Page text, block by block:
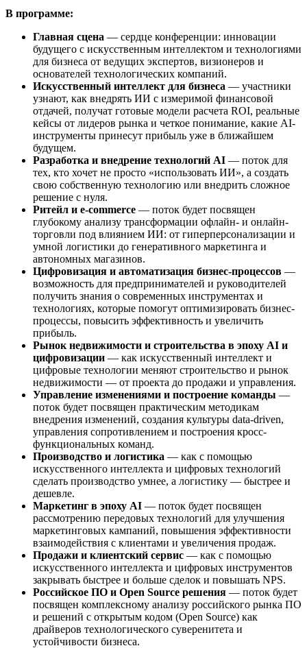
В программе:
Главная сцена — сердце конференции: инновации
будущего с искусственным интеллектом и технологиями
для бизнеса от ведущих экспертов, визионеров и
основателей технологических компаний.
Искусственный интеллект для бизнеса — участники
узнают, как внедрять ИИ с измеримой финансовой
отдачей, получат готовые модели расчета ROI, реальные
кейсы от лидеров рынка и четкое понимание, какие AI-
инструменты принесут прибыль уже в ближайшем
будущем.
Разработка и внедрение технологий AI — поток для
тех, кто хочет не просто «использовать ИИ», а создать
свою собственную технологию или внедрить сложное
решение с нуля.
Ритейл и e-commerce — поток будет посвящен
глубокому анализу трансформации офлайн- и онлайн-
торговли под влиянием ИИ: от гиперперсонализации и
умной логистики до генеративного маркетинга и
автономных магазинов.
Цифровизация и автоматизация бизнес-процессов —
возможность для предпринимателей и руководителей
получить знания о современных инструментах и
технологиях, которые помогут оптимизировать бизнес-
процессы, повысить эффективность и увеличить
прибыль.
Рынок недвижимости и строительства в эпоху AI и
цифровизации — как искусственный интеллект и
цифровые технологии меняют строительство и рынок
недвижимости — от проекта до продажи и управления.
Управление изменениями и построение команды —
поток будет посвящен практическим методикам
внедрения изменений, создания культуры data-driven,
управления сопротивлением и построения кросс-
функциональных команд.
Производство и логистика — как с помощью
искусственного интеллекта и цифровых технологий
сделать производство умнее, а логистику — быстрее и
дешевле.
Маркетинг в эпоху AI — поток будет посвящен
рассмотрению передовых технологий для улучшения
маркетинговых кампаний, повышения эффективности
взаимодействия с клиентами и увеличения продаж.
Продажи и клиентский сервис — как с помощью
искусственного интеллекта и цифровых инструментов
закрывать быстрее и больше сделок и повышать NPS.
Российское ПО и Open Source решения — поток будет
посвящен комплексному анализу российского рынка ПО
и решений с открытым кодом (Open Source) как
драйверов технологического суверенитета и
устойчивости бизнеса.